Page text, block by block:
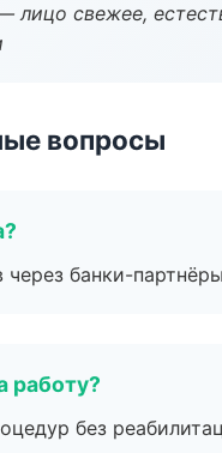
лицо свежее,
вопросы
банки-
работу?
без